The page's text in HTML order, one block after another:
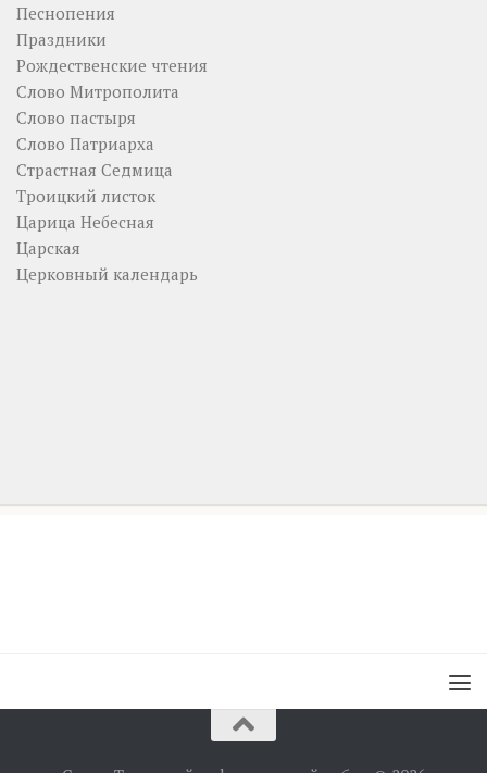
Песнопения
Праздники
Рождественские чтения
Слово Митрополита
Слово пастыря
Слово Патриарха
Страстная Седмица
Троицкий листок
Царица Небесная
Царская
Церковный календарь